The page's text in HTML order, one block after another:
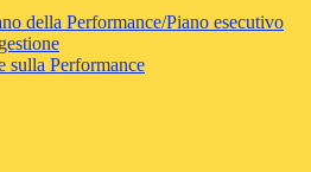
della Performance/Piano esecutivo
sulla Performance